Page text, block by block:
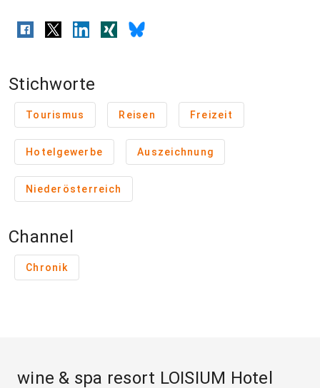
Stichworte
Tourismus Reisen Freizeit
Hotelgewerbe Auszeichnung
Niederösterreich
Channel
Chronik
wine & spa resort LOISIUM Hotel